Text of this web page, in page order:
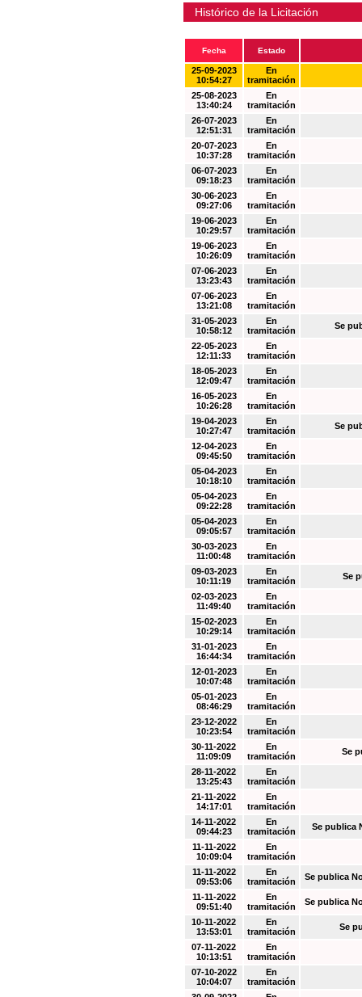
Histórico de la Licitación
Fecha Estado
25-09-2023
10:54:27
En
tramitación
25-08-2023
13:40:24
En
tramitación
26-07-2023
12:51:31
En
tramitación
20-07-2023
10:37:28
En
tramitación
06-07-2023
09:18:23
En
tramitación
30-06-2023
09:27:06
En
tramitación
19-06-2023
10:29:57
En
tramitación
19-06-2023
10:26:09
En
tramitación
07-06-2023
13:23:43
En
tramitación
07-06-2023
13:21:08
En
tramitación
31-05-2023
10:58:12
En
tramitación
Se
22-05-2023
12:11:33
En
tramitación
18-05-2023
12:09:47
En
tramitación
16-05-2023
10:26:28
En
tramitación
19-04-2023
10:27:47
En
tramitación
Se
12-04-2023
09:45:50
En
tramitación
05-04-2023
10:18:10
En
tramitación
05-04-2023
09:22:28
En
tramitación
05-04-2023
09:05:57
En
tramitación
30-03-2023
11:00:48
En
tramitación
09-03-2023
10:11:19
En
tramitación
Se
02-03-2023
11:49:40
En
tramitación
15-02-2023
10:29:14
En
tramitación
31-01-2023
16:44:34
En
tramitación
12-01-2023
10:07:48
En
tramitación
05-01-2023
08:46:29
En
tramitación
23-12-2022
10:23:54
En
tramitación
30-11-2022
11:09:09
En
tramitación
Se
28-11-2022
13:25:43
En
tramitación
21-11-2022
14:17:01
En
tramitación
14-11-2022
09:44:23
En
tramitación
Se publica
11-11-2022
10:09:04
En
tramitación
11-11-2022
09:53:06
En
tramitación
Se publica
11-11-2022
09:51:40
En
tramitación
Se publica
10-11-2022
13:53:01
En
tramitación
Se
07-11-2022
10:13:51
En
tramitación
07-10-2022
10:04:07
En
tramitación